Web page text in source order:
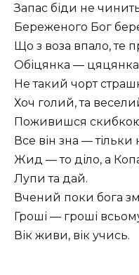
Запас біди не
Береженого Бог
Що з воза впало, те
Обіцянка — цяцянка,
Не такий чорт
Хоч голий, та
Поживишся
Все він зна — тільки
Жид — то діло, а
Лупи та дай.
Вчений поки бога
Гроші — гроші
Вік живи, вік учись.